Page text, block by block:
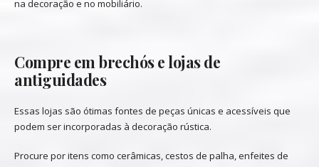
na decoração e no mobiliário.
Compre em brechós e lojas de
antiguidades
Essas lojas são ótimas fontes de peças únicas e acessíveis que
podem ser incorporadas à decoração rústica.
Procure por itens como cerâmicas, cestos de palha, enfeites de